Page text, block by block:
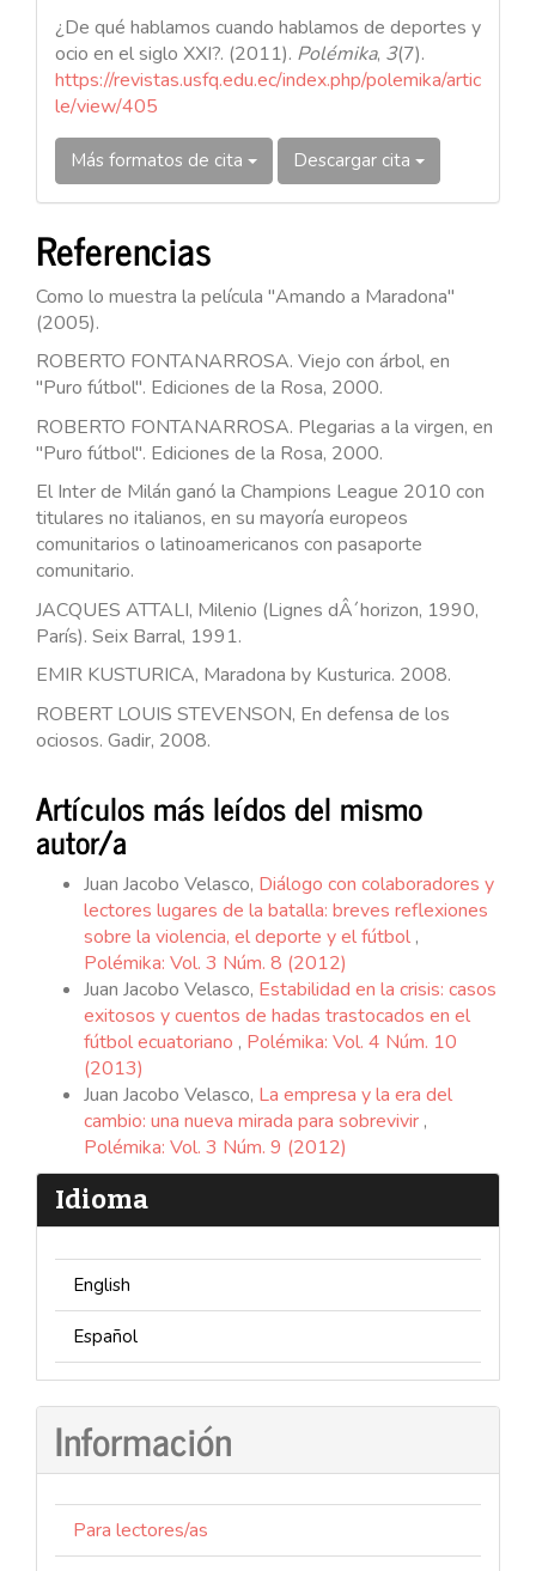
¿De qué hablamos cuando hablamos de deportes y
ocio en el siglo XXI?. (2011). Polémika, 3(7).
https://revistas.usfq.edu.ec/index.php/polemika/artic
le/view/405
Más formatos de cita Descargar cita
Referencias
Como lo muestra la película "Amando a Maradona"
(2005).
ROBERTO FONTANARROSA. Viejo con árbol, en
"Puro fútbol". Ediciones de la Rosa, 2000.
ROBERTO FONTANARROSA. Plegarias a la virgen, en
"Puro fútbol". Ediciones de la Rosa, 2000.
El Inter de Milán ganó la Champions League 2010 con
titulares no italianos, en su mayoría europeos
comunitarios o latinoamericanos con pasaporte
comunitario.
JACQUES ATTALI, Milenio (Lignes dÂ´horizon, 1990,
París). Seix Barral, 1991.
EMIR KUSTURICA, Maradona by Kusturica. 2008.
ROBERT LOUIS STEVENSON, En defensa de los
ociosos. Gadir, 2008.
Artículos más leídos del mismo
autor/a
Juan Jacobo Velasco, Diálogo con colaboradores y
lectores lugares de la batalla: breves reflexiones
sobre la violencia, el deporte y el fútbol ,
Polémika: Vol. 3 Núm. 8 (2012)
Juan Jacobo Velasco, Estabilidad en la crisis: casos
exitosos y cuentos de hadas trastocados en el
fútbol ecuatoriano , Polémika: Vol. 4 Núm. 10
(2013)
Juan Jacobo Velasco, La empresa y la era del
cambio: una nueva mirada para sobrevivir ,
Polémika: Vol. 3 Núm. 9 (2012)
Idioma
English
Español
Información
Para lectores/as